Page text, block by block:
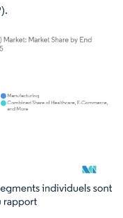
une attribution sous CC BY